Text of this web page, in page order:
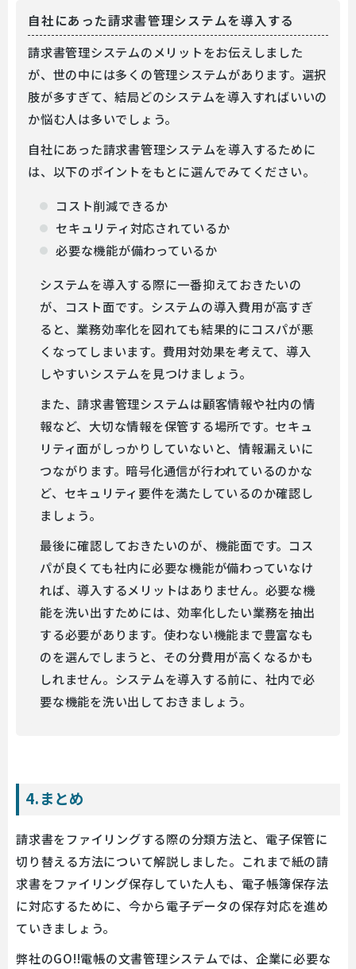
自社にあった請求書管理システムを導入する
請求書管理システムのメリットをお伝えしました
が、世の中には多くの管理システムがあります。選択
肢が多すぎて、結局どのシステムを導入すればいいの
か悩む人は多いでしょう。
自社にあった請求書管理システムを導入するために
は、以下のポイントをもとに選んでみてください。
コスト削減できるか
セキュリティ対応されているか
必要な機能が備わっているか
システムを導入する際に一番抑えておきたいの
が、コスト面です。システムの導入費用が高すぎ
ると、業務効率化を図れても結果的にコスパが悪
くなってしまいます。費用対効果を考えて、導入
しやすいシステムを見つけましょう。
また、請求書管理システムは顧客情報や社内の情
報など、大切な情報を保管する場所です。セキュ
リティ面がしっかりしていないと、情報漏えいに
つながります。暗号化通信が行われているのかな
ど、セキュリティ要件を満たしているのか確認し
ましょう。
最後に確認しておきたいのが、機能面です。コス
パが良くても社内に必要な機能が備わっていなけ
れば、導入するメリットはありません。必要な機
能を洗い出すためには、効率化したい業務を抽出
する必要があります。使わない機能まで豊富なも
のを選んでしまうと、その分費用が高くなるかも
しれません。システムを導入する前に、社内で必
要な機能を洗い出しておきましょう。
4.まとめ
請求書をファイリングする際の分類方法と、電子保管に
切り替える方法について解説しました。これまで紙の請
求書をファイリング保存していた人も、電子帳簿保存法
に対応するために、今から電子データの保存対応を進め
ていきましょう。
弊社のGO!!電帳の文書管理システムでは、企業に必要な